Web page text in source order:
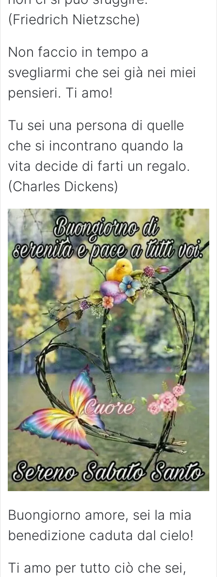
(Friedrich Nietzsche)
Non faccio in tempo a
svegliarmi che sei già nei miei
pensieri. Ti amo!
Tu sei una persona di quelle
che si incontrano quando la
vita decide di farti un regalo.
(Charles Dickens)
Buongiorno amore, sei la mia
benedizione caduta dal cielo!
Ti amo per tutto ciò che sei,